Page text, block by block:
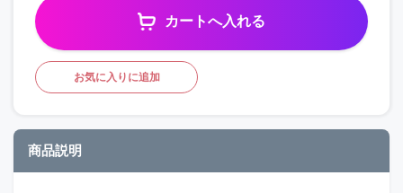
カートへ入れる
お気に入りに追加
商品説明